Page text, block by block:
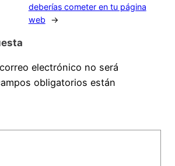
deberías cometer en tu página
web
→
electrónico no será
obligatorios están